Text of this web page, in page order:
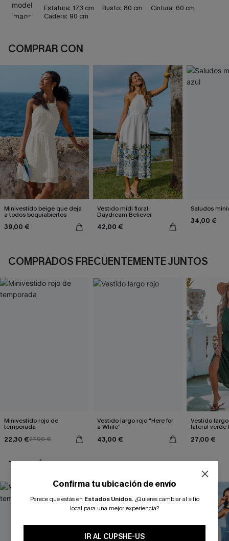
Estatura: 173 cm Busto: 80 cm Cintura: 60 cm
Cadera: 90 cm
COMPRAR CON
Minivestido beige que deja
a todos boquiabiertos
39,00 €
Vestido midi floral
Daydream Believer
42,00 €
Saludos
34,00 €
COMPRADOS FRECUENTEMENTE JUNTOS
Minivestido rojo de
temporada
22,30 €27,90 €
Vestido largo rojo "Here for
a While"
43,00 €
Vestido
lateral verde
27,00 €
TAMBIÉN TE PUEDE GUSTAR
Confirma tu ubicación de envío
Parece que estás en Estados Unidos. ¿Quieres cambiar al sitio
local para una mejor experiencia?
IR AL CUPSHE-US